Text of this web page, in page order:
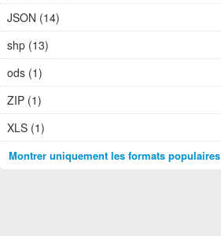
JSON (14)
shp (13)
ods (1)
ZIP (1)
XLS (1)
Montrer uniquement les formats populaires